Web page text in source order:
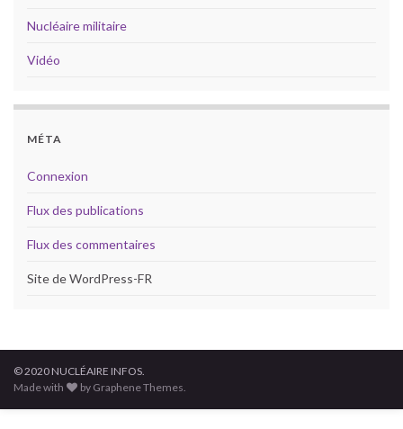
Nucléaire militaire
Vidéo
MÉTA
Connexion
Flux des publications
Flux des commentaires
Site de WordPress-FR
© 2020 NUCLÉAIRE INFOS.
Made with
by Graphene Themes.